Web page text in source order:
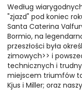
Według
"zjazd" pod koniec
Santa Caterina
Bormio, na
przeszłości była
zimowych>> i
technicznych i
miejscem triumfów
Kjus i Miller; oraz